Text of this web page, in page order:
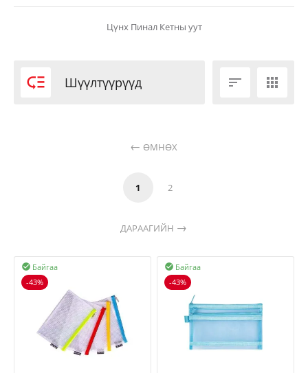
Цүнх Пинал Кетны уут
 Шүүлтүүрүүд
ӨМНӨХ
1 2
ДАРААГИЙН
 
Байгаа

-43%
Байгаа

-43%